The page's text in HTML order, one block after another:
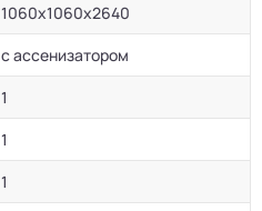
1060х1060х2640
с ассенизатором
1
1
1